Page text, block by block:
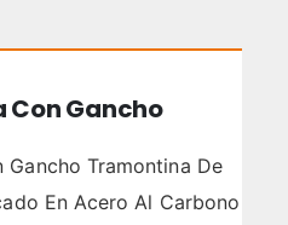
Con Gancho
Gancho Tramontina De
En Acero Al Carbono